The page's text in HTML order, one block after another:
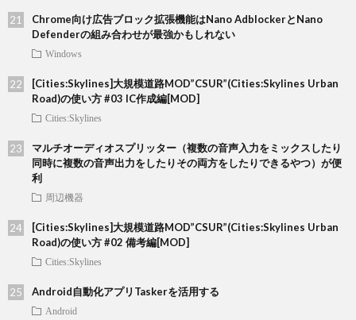
Chrome向け広告ブロック拡張機能はNano AdblockerとNano
Defenderの組み合わせが最強かもしれない
Windows
[Cities:Skylines]大規模道路MOD”CSUR”(Cities:Skylines Urban
Road)の使い方 #03 IC作成編[MOD]
Cities:Skylines
マルチオーディオスプリッター（複数の音声入力をミックスしたり
同時に複数の音声出力をしたりその両方をしたりできるやつ）が便
利
周辺機器
[Cities:Skylines]大規模道路MOD”CSUR”(Cities:Skylines Urban
Road)の使い方 #02 備考編[MOD]
Cities:Skylines
Android自動化アプリTaskerを活用する
Android